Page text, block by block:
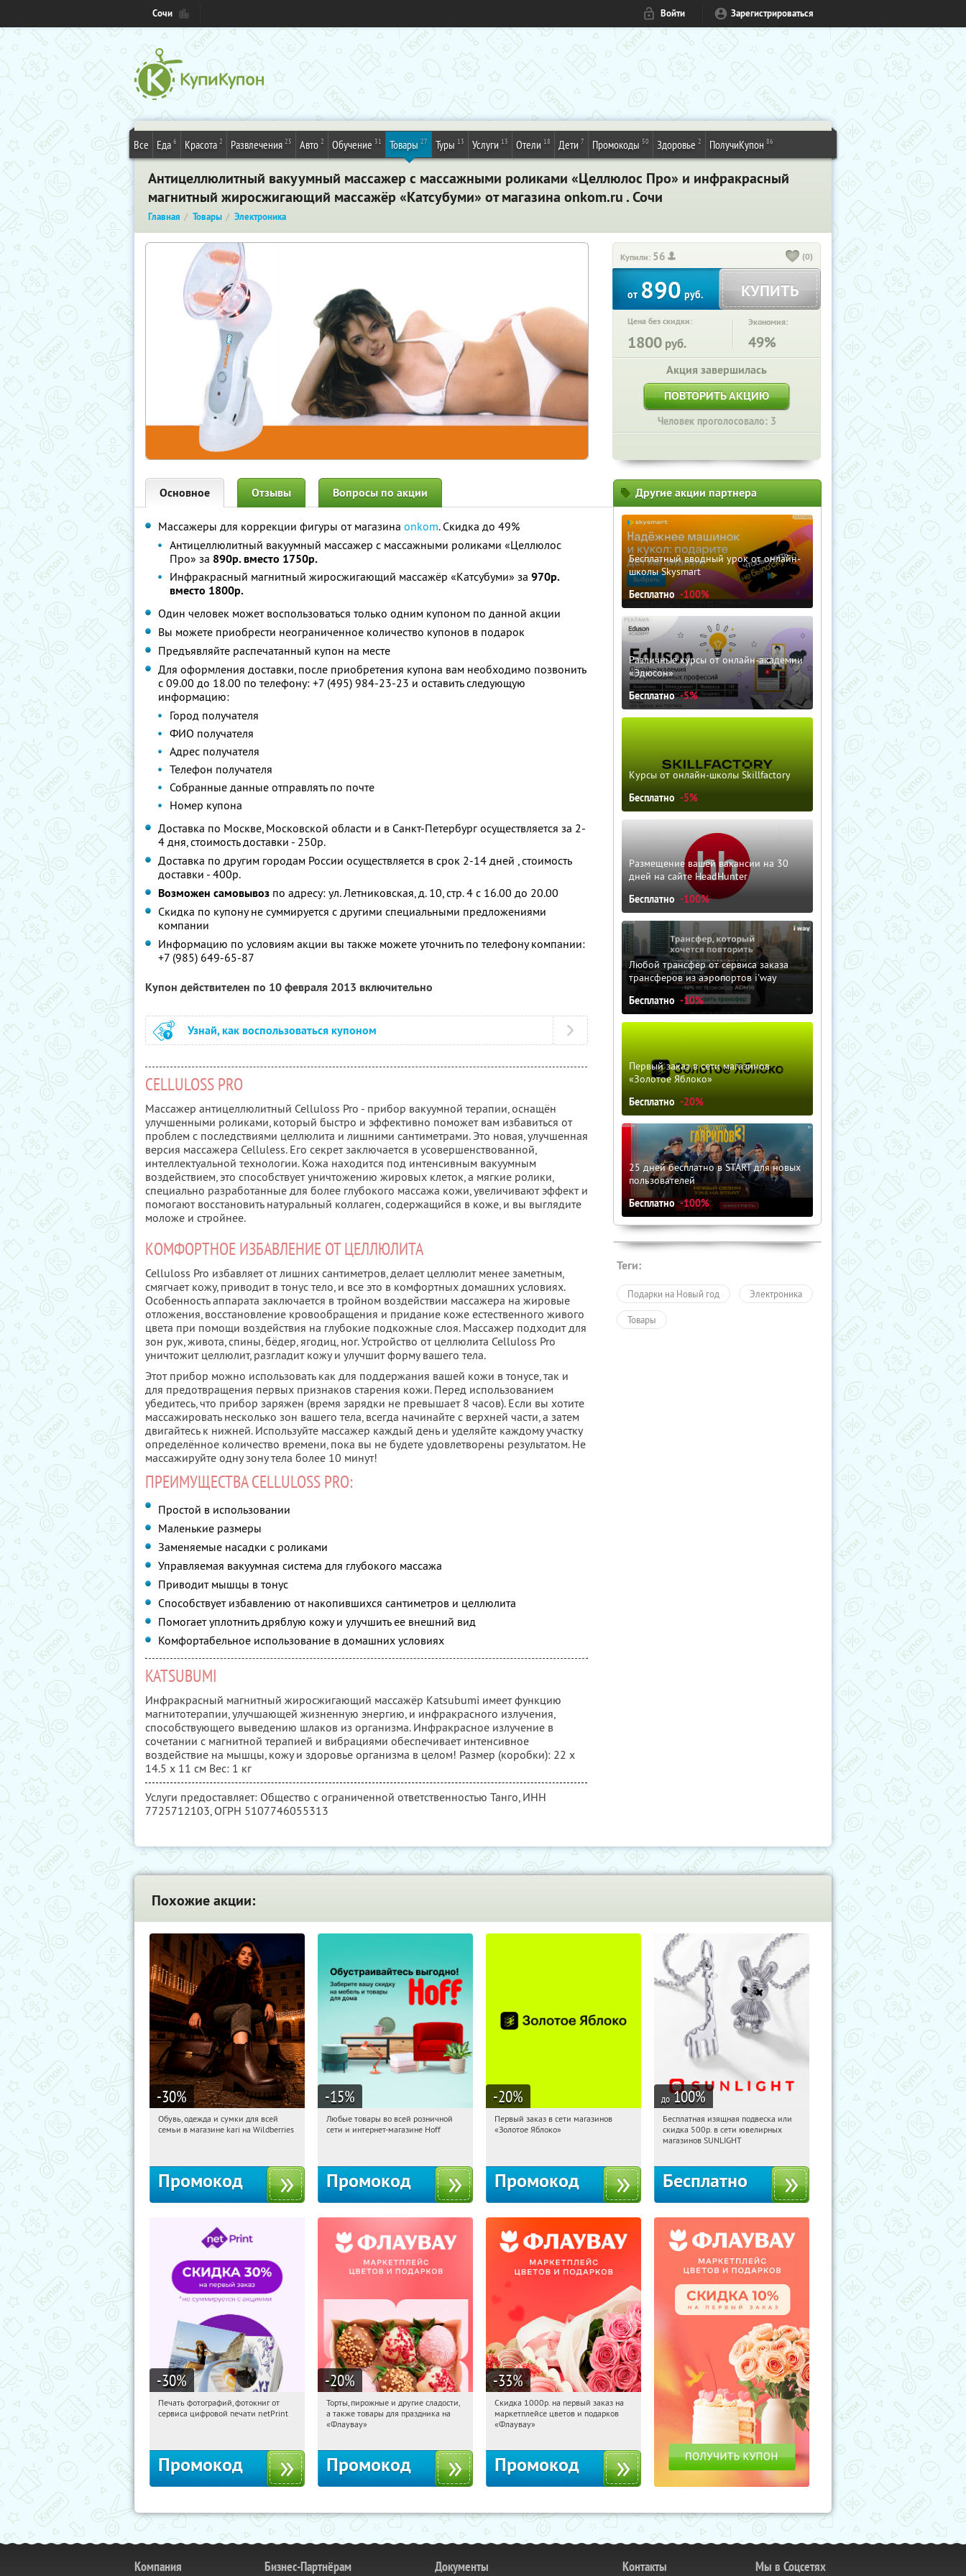
Сочи Войти Зарегистрироваться
Все Еда 6 Красота 2 Развлечения 25 Авто 2 Обучение 31 Товары 27 Туры 13 Услуги 13 Отели 18 Дети 7 Промокоды 50 Здоровье 2 ПолучиКупон 86
Антицеллюлитный вакуумный массажер с массажными роликами «Целлюлос Про» и инфракрасный
магнитный жиросжигающий массажёр «Катсубуми» от магазина onkom.ru . Сочи
Главная Товары Электроника
Купили: 56 (0)
от890руб. КУПИТЬ
Цена без скидки:
1800 руб.
Экономия:
49%
Акция завершилась
ПОВТОРИТЬ АКЦИЮ
Человек проголосовало: 3
Основное Отзывы Вопросы по акции
Массажеры для коррекции фигуры от магазина onkom. Скидка до 49%
Антицеллюлитный вакуумный массажер с массажными роликами «Целлюлос
Про» за 890р. вместо 1750р.
Инфракрасный магнитный жиросжигающий массажёр «Катсубуми» за 970р.
вместо 1800р.
Один человек может воспользоваться только одним купоном по данной акции
Вы можете приобрести неограниченное количество купонов в подарок
Предъявляйте распечатанный купон на месте
Для оформления доставки, после приобретения купона вам необходимо позвонить
с 09.00 до 18.00 по телефону: +7 (495) 984-23-23 и оставить следующую
информацию:
Город получателя
ФИО получателя
Адрес получателя
Телефон получателя
Собранные данные отправлять по почте
Номер купона
Доставка по Москве, Московской области и в Санкт-Петербург осуществляется за 2-
4 дня, стоимость доставки - 250р.
Доставка по другим городам России осуществляется в срок 2-14 дней , стоимость
доставки - 400р.
Возможен самовывоз по адресу: ул. Летниковская, д. 10, стр. 4 с 16.00 до 20.00
Скидка по купону не суммируется с другими специальными предложениями
компании
Информацию по условиям акции вы также можете уточнить по телефону компании:
+7 (985) 649-65-87
Купон действителен по 10 февраля 2013 включительно
Узнай, как воспользоваться купоном
CELLULOSS PRO
Массажер антицеллюлитный Celluloss Pro - прибор вакуумной терапии, оснащён
улучшенными роликами, который быстро и эффективно поможет вам избавиться от
проблем с последствиями целлюлита и лишними сантиметрами. Это новая, улучшенная
версия массажера Celluless. Его секрет заключается в усовершенствованной,
интеллектуальной технологии. Кожа находится под интенсивным вакуумным
воздействием, это способствует уничтожению жировых клеток, а мягкие ролики,
специально разработанные для более глубокого массажа кожи, увеличивают эффект и
помогают восстановить натуральный коллаген, содержащийся в коже, и вы выглядите
моложе и стройнее.
КОМФОРТНОЕ ИЗБАВЛЕНИЕ ОТ ЦЕЛЛЮЛИТА
Celluloss Pro избавляет от лишних сантиметров, делает целлюлит менее заметным,
смягчает кожу, приводит в тонус тело, и все это в комфортных домашних условиях.
Особенность аппарата заключается в тройном воздействии массажера на жировые
отложения, восстановление кровообращения и придание коже естественного живого
цвета при помощи воздействия на глубокие подкожные слоя. Массажер подходит для
зон рук, живота, спины, бёдер, ягодиц, ног. Устройство от целлюлита Celluloss Pro
уничтожит целлюлит, разгладит кожу и улучшит форму вашего тела.
Этот прибор можно использовать как для поддержания вашей кожи в тонусе, так и
для предотвращения первых признаков старения кожи. Перед использованием
убедитесь, что прибор заряжен (время зарядки не превышает 8 часов). Если вы хотите
массажировать несколько зон вашего тела, всегда начинайте с верхней части, а затем
двигайтесь к нижней. Используйте массажер каждый день и уделяйте каждому участку
определённое количество времени, пока вы не будете удовлетворены результатом. Не
массажируйте одну зону тела более 10 минут!
ПРЕИМУЩЕСТВА CELLULOSS PRO:
Простой в использовании
Маленькие размеры
Заменяемые насадки с роликами
Управляемая вакуумная система для глубокого массажа
Приводит мышцы в тонус
Способствует избавлению от накопившихся сантиметров и целлюлита
Помогает уплотнить дряблую кожу и улучшить ее внешний вид
Комфортабельное использование в домашних условиях
KATSUBUMI
Инфракрасный магнитный жиросжигающий массажёр Katsubumi имеет функцию
магнитотерапии, улучшающей жизненную энергию, и инфракрасного излучения,
способствующего выведению шлаков из организма. Инфракрасное излучение в
сочетании с магнитной терапией и вибрациями обеспечивает интенсивное
воздействие на мышцы, кожу и здоровье организма в целом! Размер (коробки): 22 х
14.5 х 11 см Вес: 1 кг
Услуги предоставляет: Общество с ограниченной ответственностью Танго, ИНН
7725712103, ОГРН 5107746055313
Другие акции партнера
Бесплатный вводный урок от онлайн-
школы Skysmart
Бесплатно -100%
Различные курсы от онлайн-академии
«Эдюсон»
Бесплатно -5%
Курсы от онлайн-школы Skillfactory
Бесплатно -5%
Размещение вашей вакансии на 30
дней на сайте HeadHunter
Бесплатно -100%
Любой трансфер от сервиса заказа
трансферов из аэропортов i'way
Бесплатно -10%
Первый заказ в сети магазинов
«Золотое Яблоко»
Бесплатно -20%
25 дней бесплатно в START для новых
пользователей
Бесплатно -100%
Теги:
Подарки на Новый год Электроника
Товары
Похожие акции:
-30%
15:33:09 Получили:
Обувь, одежда и сумки для всей
семьи в магазине kari на Wildberries
Промокод
-15%
15:33:09 Получили:
Любые товары во всей розничной
сети и интернет-магазине Hoff
Промокод
-20%
15:33:09
Получи первым!
Первый заказ в сети магазинов
«Золотое Яблоко»
Промокод
до 100%
15:33:09 Получили:
Россия
Бесплатная изящная подвеска или
скидка 500р. в сети ювелирных
магазинов SUNLIGHT
Бесплатно
-30%
15:33:09 Получили:
Печать фотографий, фотокниг от
сервиса цифровой печати netPrint
Промокод
-20%
15:33:09 Получили:
Россия
Торты, пирожные и другие сладости,
а также товары для праздника на
«Флаувау»
Промокод
-33%
15:33:09 Получили:
Россия
Скидка 1000р. на первый заказ на
маркетплейсе цветов и подарков
«Флаувау»
Промокод
Компания Бизнес-Партнёрам Документы Контакты Мы в Соцсетях